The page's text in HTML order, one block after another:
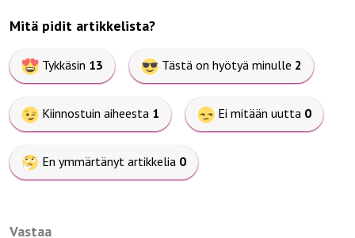
Mitä pidit artikkelista?
Tykkäsin 13 Tästä on hyötyä minulle 2
Kiinnostuin aiheesta 1 Ei mitään uutta 0
En ymmärtänyt artikkelia 0
Vastaa